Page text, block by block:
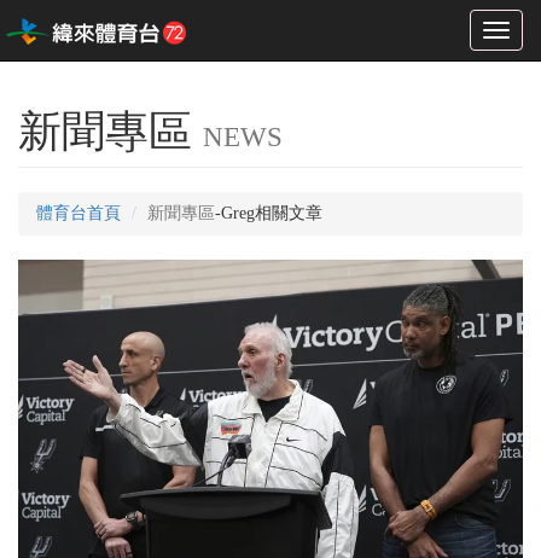
Toggle
新聞專區 NEWS
體育台首頁 新聞專區-Greg相關文章